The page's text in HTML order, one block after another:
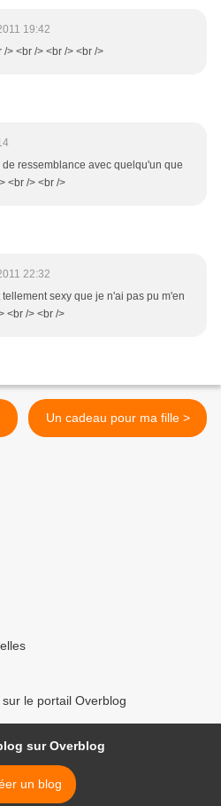
19:42
> <br /> <br /> <br />
de ressemblance avec quelqu'un que
<br /> <br />
22:32
sexy que je n'ai pas pu m'en
<br /> <br />
Un cadeau pour ma fille >
le portail Overblog
sur Overblog
un blog